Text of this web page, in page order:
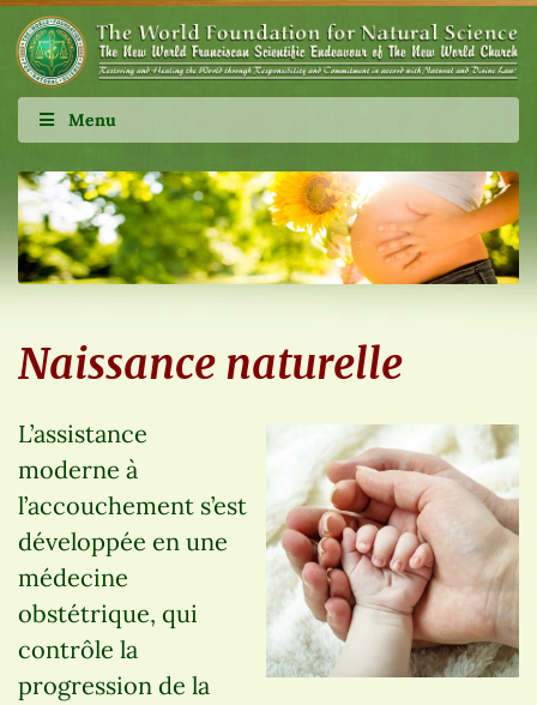
Menu
Naissance naturelle
L’assistance
moderne à
l’accouchement s’est
développée en une
médecine
obstétrique, qui
contrôle la
progression de la